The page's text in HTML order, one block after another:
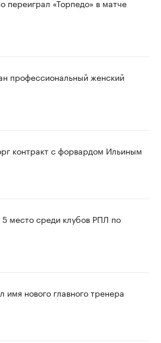
переиграл «Торпедо» в матче
профессиональный женский
контракт с форвардом Ильиным
место среди клубов РПЛ по
нового главного тренера